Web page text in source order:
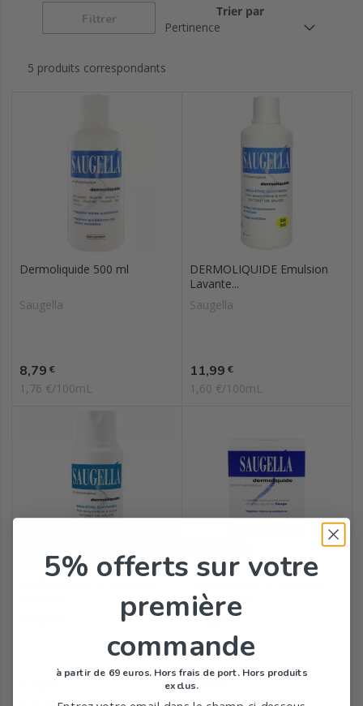
Filtrer
Trier par
5 produits correspondants
Dermoliquide 500 ml
Saugella
Prix
8,79 €
1,76 €/100mL
DERMOLIQUIDE Emulsion
Lavante...
Saugella
Prix
11,99 €
1,60 €/100mL
2,36 €/100mL
nettoyantes
Saugella
Prix
3,19
5% offerts sur votre
première
commande
à partir de 69 euros. Hors frais de port. Hors produits
exclus.